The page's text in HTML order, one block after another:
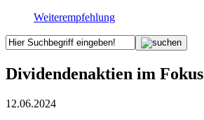
Weiterempfehlung
Dividendenaktien im Fokus
12.06.2024